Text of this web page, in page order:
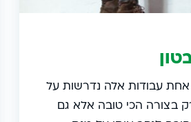
אחת עבודות אלה נדרשות על
בצורה הכי טובה אלא גם